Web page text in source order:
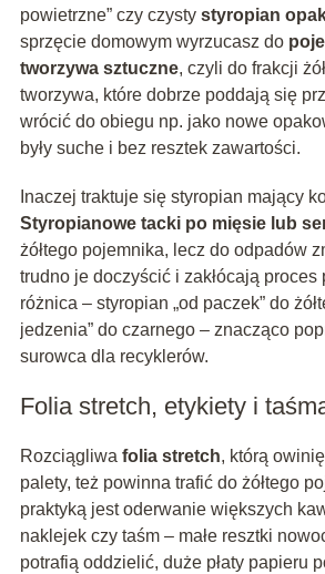
powietrzne” czy czysty styropian
sprzęcie domowym wyrzucasz do
tworzywa sztuczne, czyli do frakcji
tworzywa, które dobrze poddają się
wrócić do obiegu np. jako nowe
były suche i bez resztek zawartości.
Inaczej traktuje się styropian mający
Styropianowe tacki po mięsie lub
żółtego pojemnika, lecz do odpadów
trudno je doczyścić i zakłócają proces
różnica – styropian „od paczek” do
jedzenia” do czarnego – znacząco
surowca dla recyklerów.
Folia stretch, etykiety i
Rozciągliwa folia stretch, którą
palety, też powinna trafić do żółtego
praktyką jest oderwanie większych
naklejek czy taśm – małe resztki
potrafią oddzielić, duże płaty papieru